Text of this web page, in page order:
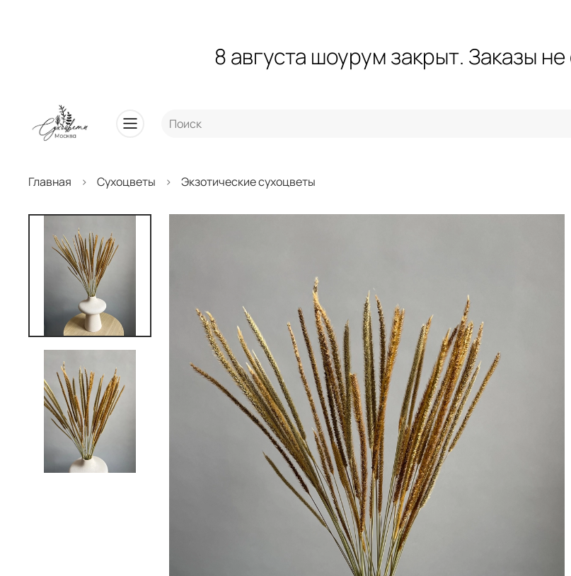
8 августа шоурум закрыт. Заказы
Главная Сухоцветы Экзотические сухоцветы